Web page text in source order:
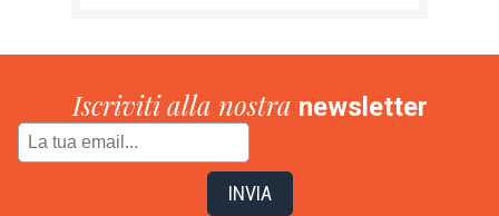
Iscriviti alla nostra newsletter